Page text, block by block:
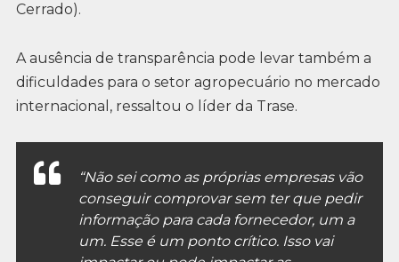
Cerrado).
A ausência de transparência pode levar também a
dificuldades para o setor agropecuário no mercado
internacional, ressaltou o líder da Trase.
“Não sei como as próprias empresas vão
conseguir comprovar sem ter que pedir
informação para cada fornecedor, um a
um. Esse é um ponto crítico. Isso vai